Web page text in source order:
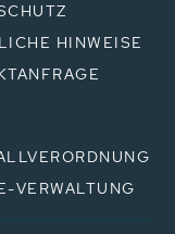
HINWEISE
VERWALTUNG